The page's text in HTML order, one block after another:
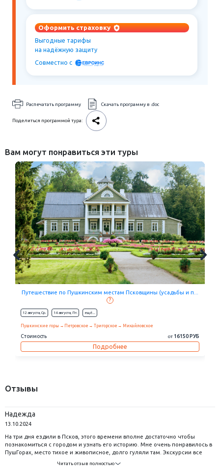
Оформить страховку
Выгодные тарифы
на надёжную защиту
Совместно c
Распечатать программу Скачать программу в .doc
Поделиться программой тура:
Вам могут понравиться эти туры
Путешествие по Пушкинским местам Псковщины (усадьбы и п...
?
12 августа, Ср. 14 августа, Пт. eщё...
Пушкинские горы Петровское Тригорское Михайловское
Стоимость от 16150 РУБ
Подробнее
Отзывы
Надежда
13.10.2024
На три дня ездили в Псков, этого времени вполне достаточно чтобы
познакомиться с городом и узнать его историю. Мне очень понравилось в
ПушГорах, место тихое и живописное, долго гуляли там. Экскурсии все
Читать отзыв полностью